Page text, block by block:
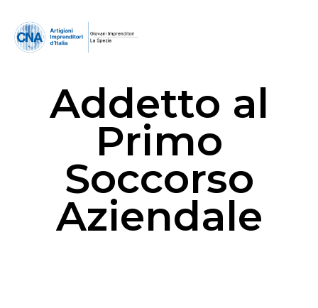
Addetto al
Primo
Soccorso
Aziendale